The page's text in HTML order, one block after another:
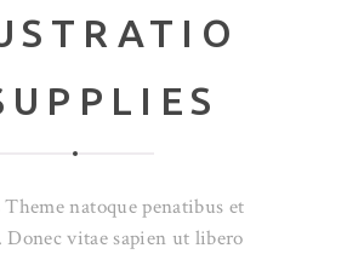
natoque penatibus et
Donec vitae sapien ut libero